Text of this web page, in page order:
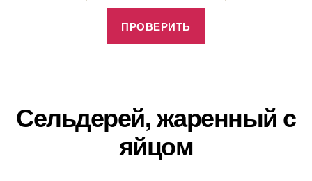
Сельдерей, жаренный с
яйцом